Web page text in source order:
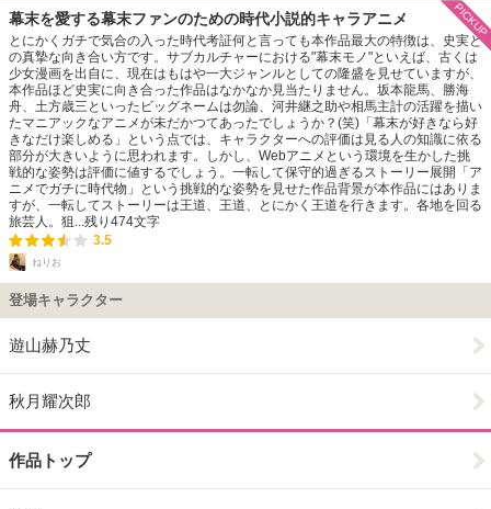
幕末を愛する幕末ファンのための時代小説的キャラアニメ
とにかくガチで気合の入った時代考証何と言っても本作品最大の特徴は、史実と
の真摯な向き合い方です。サブカルチャーにおける"幕末モノ"といえば、古くは
少女漫画を出自に、現在はもはや一大ジャンルとしての隆盛を見せていますが、
本作品ほど史実に向き合った作品はなかなか見当たりません。坂本龍馬、勝海
舟、土方歳三といったビッグネームは勿論、河井継之助や相馬主計の活躍を描い
たマニアックなアニメが未だかつてあったでしょうか？(笑)「幕末が好きなら好
きなだけ楽しめる」という点では、キャラクターへの評価は見る人の知識に依る
部分が大きいように思われます。しかし、Webアニメという環境を生かした挑
戦的な姿勢は評価に値するでしょう。一転して保守的過ぎるストーリー展開「ア
ニメでガチに時代物」という挑戦的な姿勢を見せた作品背景が本作品にはありま
すが、一転してストーリーは王道、王道、とにかく王道を行きます。各地を回る
旅芸人。狙...残り 474文字
3.5
ねりお
PICKUP
登場キャラクター
遊山赫乃丈
秋月耀次郎
作品トップ